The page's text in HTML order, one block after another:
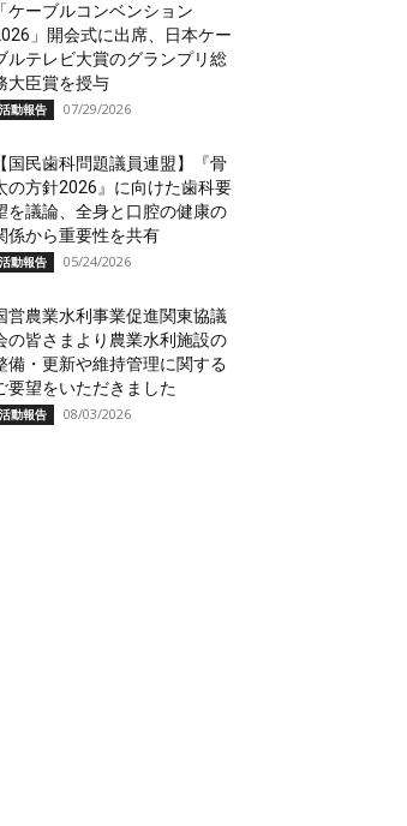
「ケーブルコンベンション
」開会式に出席、日本ケー
ルテレビ大賞のグランプリ総
大臣賞を授与
活動報告 07/29/2026
【国民歯科問題議員連盟】『骨
の方針2026』に向けた歯科要
を議論、全身と口腔の健康の
係から重要性を共有
活動報告 05/24/2026
営農業水利事業促進関東協議
の皆さまより農業水利施設の
備・更新や維持管理に関する
要望をいただきました
活動報告 08/03/2026